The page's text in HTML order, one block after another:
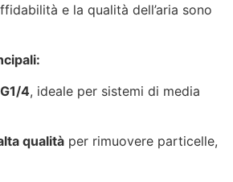
e la qualità dell’aria sono
4, ideale per sistemi di media
qualità per rimuovere particelle,